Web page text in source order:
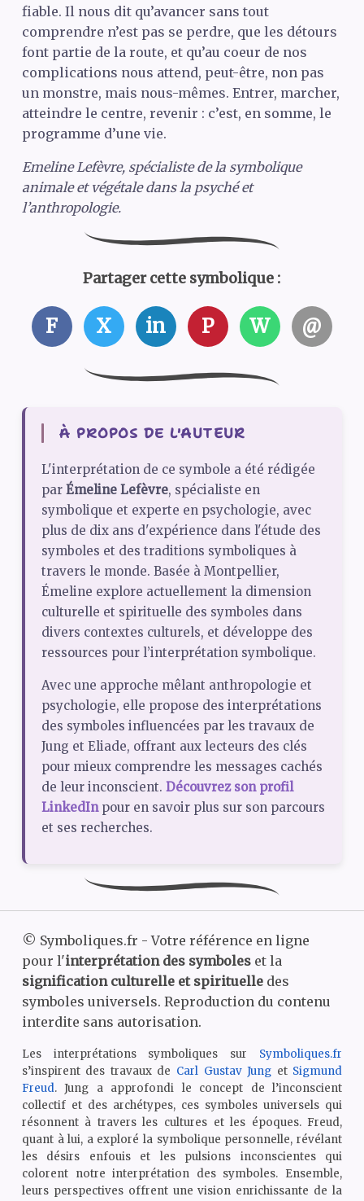
fiable. Il nous dit qu’avancer sans tout
comprendre n’est pas se perdre, que les détours
font partie de la route, et qu’au coeur de nos
complications nous attend, peut-être, non pas
un monstre, mais nous-mêmes. Entrer, marcher,
atteindre le centre, revenir : c’est, en somme, le
programme d’une vie.
Emeline Lefèvre, spécialiste de la symbolique
animale et végétale dans la psyché et
l’anthropologie.
Partager cette symbolique :
F X in P W @
À PROPOS DE L'AUTEUR
L'interprétation de ce symbole a été rédigée
par Émeline Lefèvre, spécialiste en
symbolique et experte en psychologie, avec
plus de dix ans d'expérience dans l'étude des
symboles et des traditions symboliques à
travers le monde. Basée à Montpellier,
Émeline explore actuellement la dimension
culturelle et spirituelle des symboles dans
divers contextes culturels, et développe des
ressources pour l’interprétation symbolique.
Avec une approche mêlant anthropologie et
psychologie, elle propose des interprétations
des symboles influencées par les travaux de
Jung et Eliade, offrant aux lecteurs des clés
pour mieux comprendre les messages cachés
de leur inconscient. Découvrez son profil
LinkedInpour en savoir plus sur son parcours
et ses recherches.
© Symboliques.fr - Votre référence en ligne
pour l'interprétation des symboleset la
signification culturelle et spirituelledes
symboles universels. Reproduction du contenu
interdite sans autorisation.
Les interprétations symboliques sur Symboliques.fr
s’inspirent des travaux de Carl Gustav Jung et Sigmund
Freud. Jung a approfondi le concept de l’inconscient
collectif et des archétypes, ces symboles universels qui
résonnent à travers les cultures et les époques. Freud,
quant à lui, a exploré la symbolique personnelle, révélant
les désirs enfouis et les pulsions inconscientes qui
colorent notre interprétation des symboles. Ensemble,
leurs perspectives offrent une vision enrichissante de la